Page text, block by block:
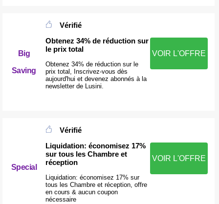
Big
Saving
Vérifié
Obtenez 34% de réduction sur
le prix total
Obtenez 34% de réduction sur le
prix total, Inscrivez-vous dès
aujourd'hui et devenez abonnés à la
newsletter de Lusini.
VOIR L'OFFRE
Special
Vérifié
Liquidation: économisez 17%
sur tous les Chambre et
réception
Liquidation: économisez 17% sur
tous les Chambre et réception, offre
en cours & aucun coupon
nécessaire
VOIR L'OFFRE